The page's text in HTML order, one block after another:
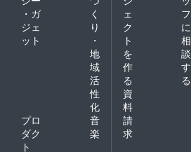
・ガ
ジェ
ット
く
り
・
地
域
活
性
化
プロ
ダク
ト
音
楽
ェ
ク
ト
を
作
る
フ
に
相
談
す
る
資
料
請
求